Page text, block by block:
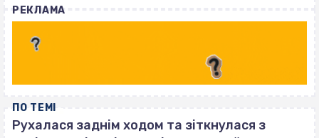
РЕКЛАМА
ПО ТЕМІ
Рухалася заднім ходом та зіткнулася з